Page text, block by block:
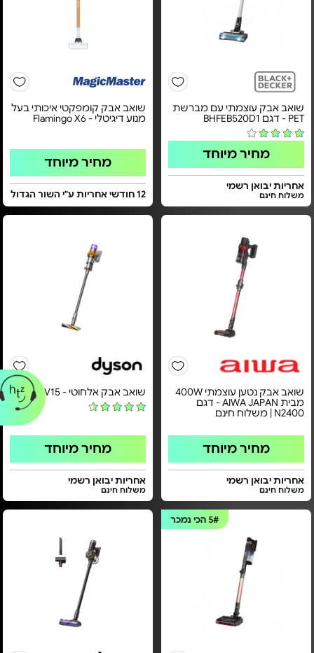
שואב אבק עוצמתי עם מברשת
PET - דגם BHFEB520D1
מחיר מיוחד
אחריות יבואן רשמי
משלוח חינם
שואב אבק קומפקטי איכותי בעל
מנוע דיגיטלי - Flamingo X6
מחיר מיוחד
12 חודשי אחריות ע"י השור הגדול
שואב אבק נטען עוצמתי 400W
מבית AIWA JAPAN - דגם
N2400 | משלוח חינם
מחיר מיוחד
אחריות יבואן רשמי
משלוח חינם
שואב אבק אלחוטי - Dyson V15
מחיר מיוחד
אחריות יבואן רשמי
משלוח חינם
5#הכי נמכר